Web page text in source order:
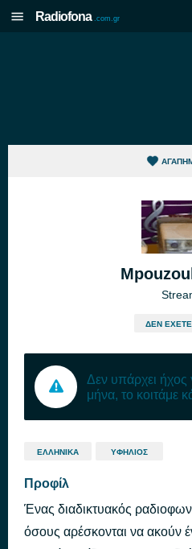
Radiofona .com.gr
ΔΕΝ
Δεν υπάρχει
μήνα, το κοιτάμε
ΕΛΛΗΝΙΚΆ ΥΦΉΛΙΟΣ
Προφίλ
Ένας διαδικτυακός
όσους αρέσκονται να ακούν